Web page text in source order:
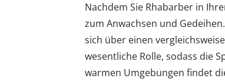
Nachdem Sie Rhabarber in
zum Anwachsen und
sich über einen
wesentliche Rolle, sodass die
warmen Umgebungen findet